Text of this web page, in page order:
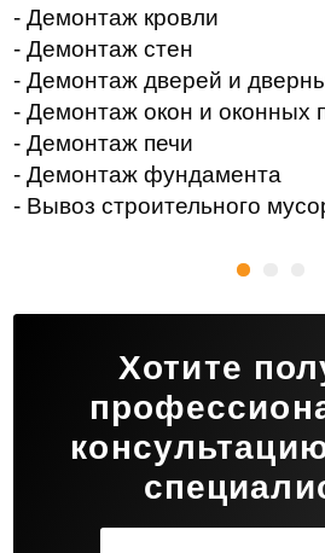
- Демонтаж кровли
- Демонтаж стен
- Демонтаж дверей и
- Демонтаж окон и оконных
- Демонтаж печи
- Демонтаж фундамента
- Вывоз строительного
Хотите